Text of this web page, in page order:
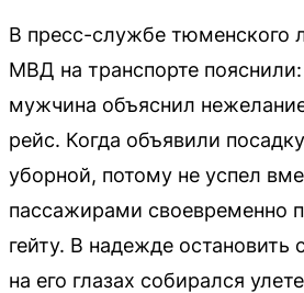
В пресс-службе тюменского
МВД на транспорте
мужчина объяснил
рейс. Когда объявили
уборной, потому не успел
пассажирами своевременно
гейту. В надежде остановить
на его глазах собирался